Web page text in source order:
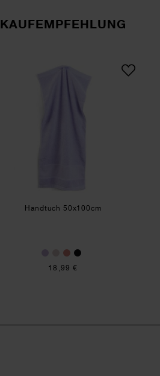
KAUFEMPFEHLUNG
Handtuch 50x100cm
18,99 €